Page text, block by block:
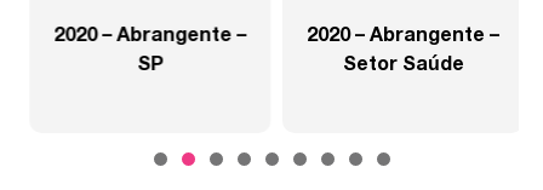
2020 – Abrangente –
SP
2020 – Abrangente –
Setor Saúde